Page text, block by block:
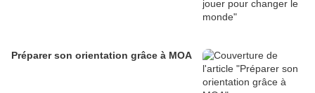
Préparer son orientation grâce à MOA